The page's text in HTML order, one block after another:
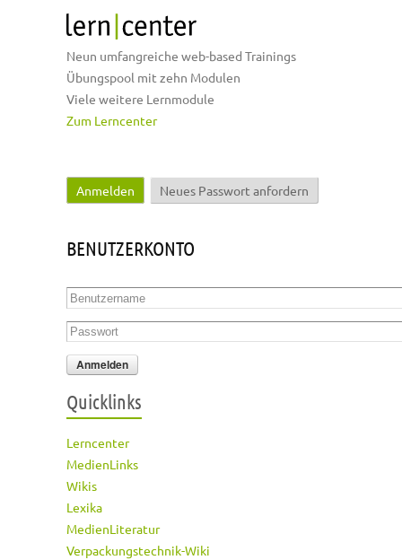
Neun umfangreiche web-based Trainings
Übungspool mit zehn Modulen
Viele weitere Lernmodule
Zum Lerncenter
Haupt-Reiter
Anmelden (aktiver Reiter)
Neues Passwort anfordern
BENUTZERKONTO
Benutzername
Passwort
Quicklinks
Lerncenter
MedienLinks
Wikis
Lexika
MedienLiteratur
Verpackungstechnik-Wiki